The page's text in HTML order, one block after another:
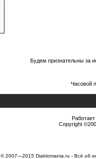
Будем признательны за
Часовой
Copyright
© 2007—2015 Diablomania.ru - Всё об